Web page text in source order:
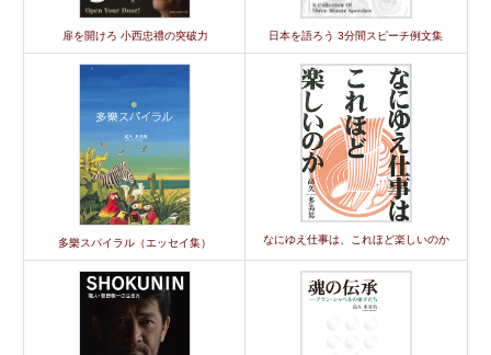
扉を開けろ 小西忠禮の突破力 日本を語ろう 3分間スピーチ例文集
多樂スパイラル（エッセイ集） なにゆえ仕事は、これほど楽しいのか